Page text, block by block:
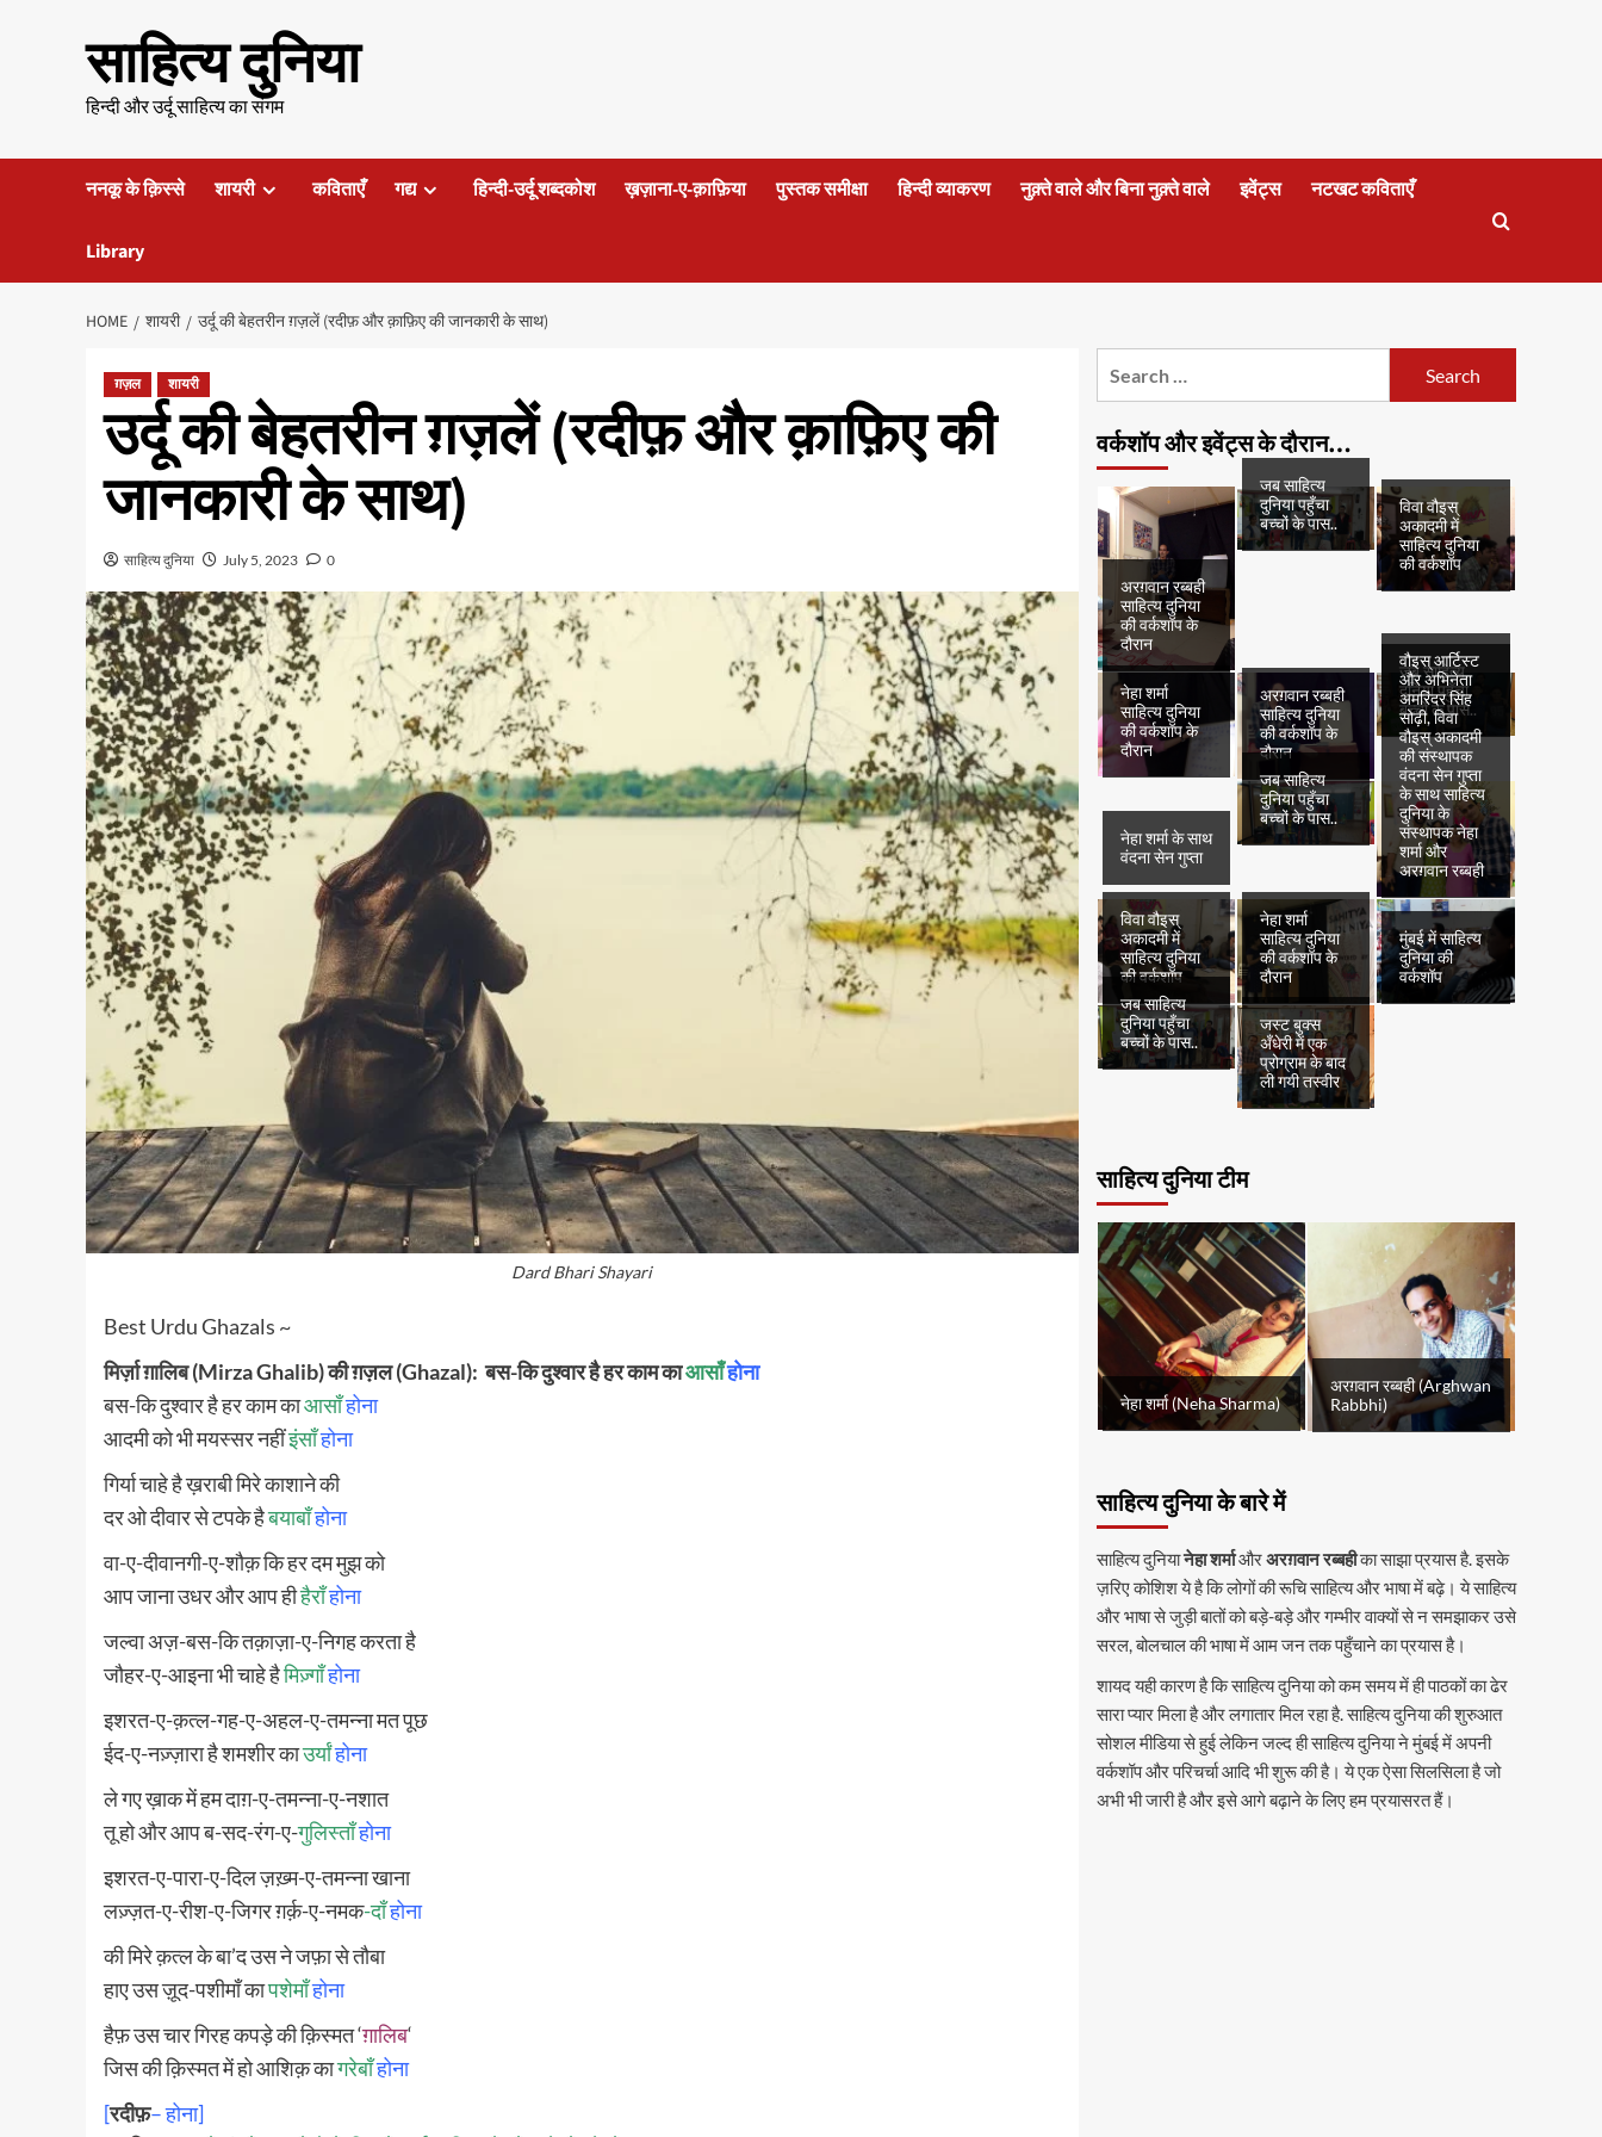
साहित्य दुनिया
हिन्दी और उर्दू साहित्य का संगम
ननकू के क़िस्से शायरी कविताएँ गद्य हिन्दी-उर्दू शब्दकोश ख़ज़ाना-ए-क़ाफ़िया पुस्तक समीक्षा हिन्दी व्याकरण नुक़्ते वाले और बिना नुक़्ते वाले इवेंट्स नटखट कविताएँ
Library
HOME शायरी उर्दू की बेहतरीन ग़ज़लें (रदीफ़ और क़ाफ़िए की जानकारी के साथ)
ग़ज़ल शायरी
उर्दू की बेहतरीन ग़ज़लें (रदीफ़ और क़ाफ़िए की
जानकारी के साथ)
साहित्य दुनिया July 5, 2023 0
Dard Bhari Shayari
Best Urdu Ghazals ~
मिर्ज़ा ग़ालिब(Mirza Ghalib) की ग़ज़ल (Ghazal): बस-कि दुश्वार है हर काम काआसाँहोना
बस-कि दुश्वार है हर काम काआसाँहोना
आदमी को भी मयस्सर नहींइंसाँहोना
गिर्या चाहे है ख़राबी मिरे काशाने की
दर ओ दीवार से टपके हैबयाबाँहोना
वा-ए-दीवानगी-ए-शौक़ कि हर दम मुझ को
आप जाना उधर और आप हीहैराँहोना
जल्वा अज़-बस-कि तक़ाज़ा-ए-निगह करता है
जौहर-ए-आइना भी चाहे हैमिज़्गाँहोना
इशरत-ए-क़त्ल-गह-ए-अहल-ए-तमन्ना मत पूछ
ईद-ए-नज़्ज़ारा है शमशीर काउर्यांहोना
ले गए ख़ाक में हम दाग़-ए-तमन्ना-ए-नशात
तू हो और आप ब-सद-रंग-ए-गुलिस्ताँहोना
इशरत-ए-पारा-ए-दिल ज़ख़्म-ए-तमन्ना खाना
लज़्ज़त-ए-रीश-ए-जिगर ग़र्क़-ए-नमक-दाँहोना
की मिरे क़त्ल के बा’द उस ने जफ़ा से तौबा
हाए उस ज़ूद-पशीमाँ कापशेमाँहोना
हैफ़ उस चार गिरह कपड़े की क़िस्मत ‘ग़ालिब‘
जिस की क़िस्मत में हो आशिक़ कागरेबाँहोना
[रदीफ़– होना]
वर्कशॉप और इवेंट्स के दौरान…
अरग़वान रब्बही
साहित्य दुनिया
की वर्कशॉप के
दौरान
जब साहित्य
दुनिया पहुँचा
बच्चों के पास..
विवा वौइस्
अकादमी में
साहित्य दुनिया
की वर्कशॉप
नेहा शर्मा
साहित्य दुनिया
की वर्कशॉप के
दौरान
अरग़वान रब्बही
साहित्य दुनिया
की वर्कशॉप के
दौरान
जब साहित्य
दुनिया पहुँचा
बच्चों के पास..
नेहा शर्मा के साथ
वंदना सेन गुप्ता
जब साहित्य
दुनिया पहुँचा
बच्चों के पास..
वौइस् आर्टिस्ट
और अभिनेता
अमरिंदर सिंह
सोढ़ी, विवा
वौइस् अकादमी
की संस्थापक
वंदना सेन गुप्ता
के साथ साहित्य
दुनिया के
संस्थापक नेहा
शर्मा और
अरग़वान रब्बही
विवा वौइस्
अकादमी में
साहित्य दुनिया
की वर्कशॉप
नेहा शर्मा
साहित्य दुनिया
की वर्कशॉप के
दौरान
मुंबई में साहित्य
दुनिया की
वर्कशॉप
जब साहित्य
दुनिया पहुँचा
बच्चों के पास..
जस्ट बुक्स
अँधेरी में एक
प्रोग्राम के बाद
ली गयी तस्वीर
साहित्य दुनिया टीम
नेहा शर्मा (Neha Sharma)
अरग़वान रब्बही (Arghwan
Rabbhi)
साहित्य दुनिया के बारे में
साहित्य दुनियानेहा शर्माऔरअरग़वान रब्बहीका साझा प्रयास है. इसके
ज़रिए कोशिश ये है कि लोगों की रूचि साहित्य और भाषा में बढ़े। ये साहित्य
और भाषा से जुड़ी बातों को बड़े-बड़े और गम्भीर वाक्यों से न समझाकर उसे
सरल, बोलचाल की भाषा में आम जन तक पहुँचाने का प्रयास है।
शायद यही कारण है कि साहित्य दुनिया को कम समय में ही पाठकों का ढेर
सारा प्यार मिला है और लगातार मिल रहा है. साहित्य दुनिया की शुरुआत
सोशल मीडिया से हुई लेकिन जल्द ही साहित्य दुनिया ने मुंबई में अपनी
वर्कशॉप और परिचर्चा आदि भी शुरू की है। ये एक ऐसा सिलसिला है जो
अभी भी जारी है और इसे आगे बढ़ाने के लिए हम प्रयासरत हैं।